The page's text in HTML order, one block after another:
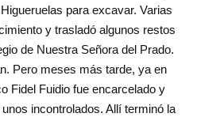
para excavar. Varias
y trasladó algunos restos
de Nuestra Señora del Prado.
Pero meses más tarde, ya en
Fidel Fuidio fue encarcelado y
incontrolados. Allí terminó la